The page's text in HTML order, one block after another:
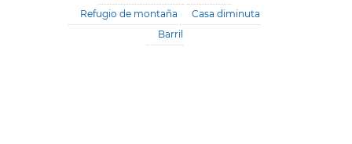
Refugio de montaña
Casa diminuta
Barril